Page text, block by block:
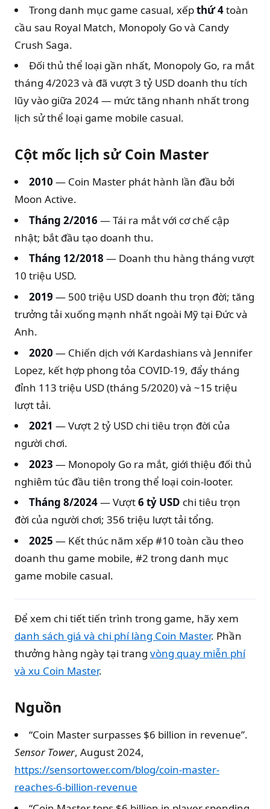
Trong danh mục game casual, xếpthứ 4toàn
cầu sau Royal Match, Monopoly Go và Candy
Crush Saga.
Đối thủ thể loại gần nhất, Monopoly Go, ra mắt
tháng 4/2023 và đã vượt 3 tỷ USD doanh thu tích
lũy vào giữa 2024 — mức tăng nhanh nhất trong
lịch sử thể loại game mobile casual.
Cột mốc lịch sử Coin Master
2010 — Coin Master phát hành lần đầu bởi
Moon Active.
Tháng 2/2016— Tái ra mắt với cơ chế cập
nhật; bắt đầu tạo doanh thu.
Tháng 12/2018 — Doanh thu hàng tháng vượt
10 triệu USD.
2019 — 500 triệu USD doanh thu trọn đời; tăng
trưởng tải xuống mạnh nhất ngoài Mỹ tại Đức và
Anh.
2020 — Chiến dịch với Kardashians và Jennifer
Lopez, kết hợp phong tỏa COVID-19, đẩy tháng
đỉnh 113 triệu USD (tháng 5/2020) và ~15 triệu
lượt tải.
2021 — Vượt 2 tỷ USD chi tiêu trọn đời của
người chơi.
2023 — Monopoly Go ra mắt, giới thiệu đối thủ
nghiêm túc đầu tiên trong thể loại coin-looter.
Tháng 8/2024— Vượt6 tỷ USD chi tiêu trọn
đời của người chơi; 356 triệu lượt tải tổng.
2025 — Kết thúc năm xếp #10 toàn cầu theo
doanh thu game mobile, #2 trong danh mục
game mobile casual.
Để xem chi tiết tiến trình trong game, hãy xem
danh sách giá và chi phí làng Coin Master. Phần
thưởng hàng ngày tại trang vòng quay miễn phí
và xu Coin Master.
Nguồn
“Coin Master surpasses $6 billion in revenue”.
Sensor Tower, August 2024,
https://sensortower.com/blog/coin-master-
reaches-6-billion-revenue